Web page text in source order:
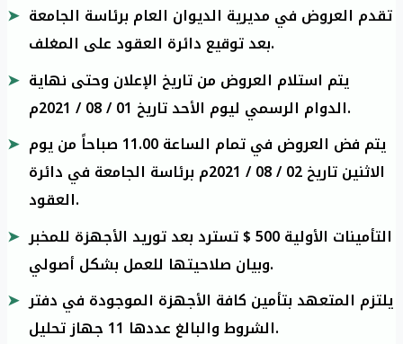
تقدم العروض في مديرية الديوان العام برئاسة الجامعة
بعد توقيع دائرة العقود على المغلف.
يتم استلام العروض من تاريخ الإعلان وحتى نهاية
الدوام الرسمي ليوم الأحد تاريخ 01 / 08 / 2021م.
يتم فض العروض في تمام الساعة 11.00 صباحاً من يوم
الاثنين تاريخ 02 / 08 / 2021م برئاسة الجامعة في دائرة
العقود.
التأمينات الأولية 500 $ تسترد بعد توريد الأجهزة للمخبر
وبيان صلاحيتها للعمل بشكل أصولي.
يلتزم المتعهد بتأمين كافة الأجهزة الموجودة في دفتر
الشروط والبالغ عددها 11 جهاز تحليل.